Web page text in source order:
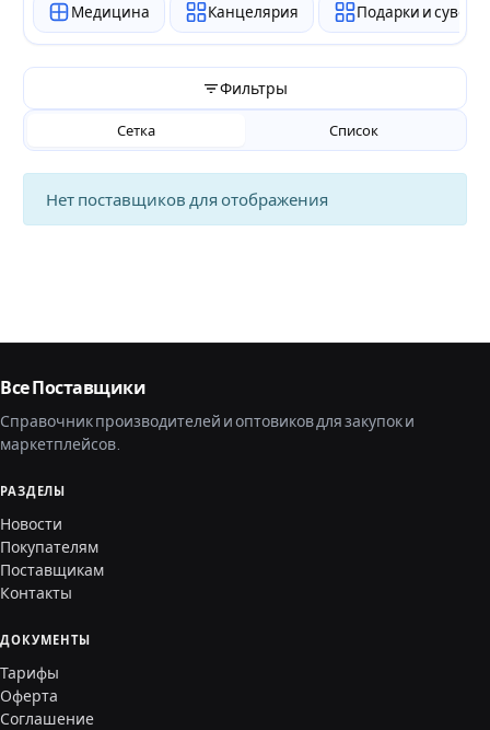
Медицина Канцелярия Подарки и
Фильтры
Сетка Список
Нет поставщиков для отображения
Все Поставщики
Справочник производителей и оптовиков для закупок и
маркетплейсов.
РАЗДЕЛЫ
Новости
Покупателям
Поставщикам
Контакты
ДОКУМЕНТЫ
Тарифы
Оферта
Соглашение